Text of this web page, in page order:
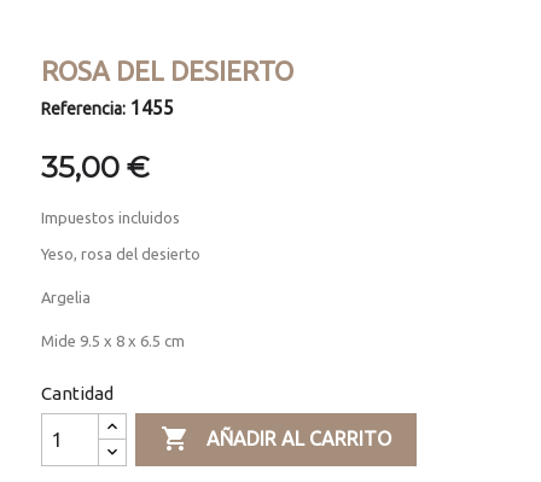
ROSA DEL DESIERTO
Referencia: 1455
35,00 €
Impuestos incluidos
Yeso, rosa del desierto
Argelia
Mide 9.5 x 8 x 6.5 cm
Cantidad
 AÑADIR AL CARRITO